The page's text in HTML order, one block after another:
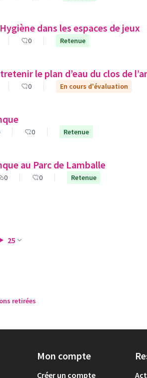
dans les espaces de jeux
0 Retenue
le plan d’eau du clos de
0 En cours d'évaluation
0 Retenue
au Parc de Lamballe
0 0 Retenue
25
retirées
Mon compte
Créer un compte